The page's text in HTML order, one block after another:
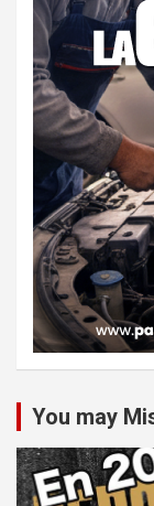
You may